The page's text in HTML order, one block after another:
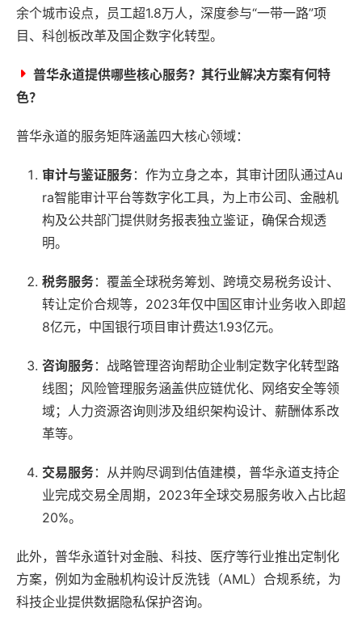
余个城市设点，员工超1.8万人，深度参与“一带一路”项
目、科创板改革及国企数字化转型。
普华永道提供哪些核心服务？其行业解决方案有何特
色？
普华永道的服务矩阵涵盖四大核心领域：
审计与鉴证服务：作为立身之本，其审计团队通过Au
ra智能审计平台等数字化工具，为上市公司、金融机
构及公共部门提供财务报表独立鉴证，确保合规透
明。
税务服务：覆盖全球税务筹划、跨境交易税务设计、
转让定价合规等，2023年仅中国区审计业务收入即超
8亿元，中国银行项目审计费达1.93亿元。
咨询服务：战略管理咨询帮助企业制定数字化转型路
线图；风险管理服务涵盖供应链优化、网络安全等领
域；人力资源咨询则涉及组织架构设计、薪酬体系改
革等。
交易服务：从并购尽调到估值建模，普华永道支持企
业完成交易全周期，2023年全球交易服务收入占比超
20%。
此外，普华永道针对金融、科技、医疗等行业推出定制化
方案，例如为金融机构设计反洗钱（AML）合规系统，为
科技企业提供数据隐私保护咨询。